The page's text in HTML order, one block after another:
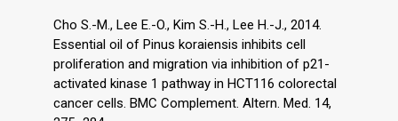
Cho S.-M., Lee E.-O., Kim S.-H., Lee H.-J., 2014.
Essential oil of Pinus koraiensis inhibits cell
proliferation and migration via inhibition of p21-
activated kinase 1 pathway in HCT116 colorectal
cancer cells. BMC Complement. Altern. Med. 14,